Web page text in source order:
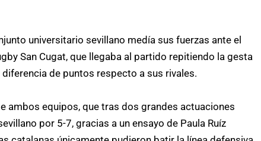
universitario sevillano medía sus fuerzas ante el
San Cugat, que llegaba al partido repitiendo la gesta
de puntos respecto a sus rivales.
ambos equipos, que tras dos grandes actuaciones
por 5-7, gracias a un ensayo de Paula Ruíz